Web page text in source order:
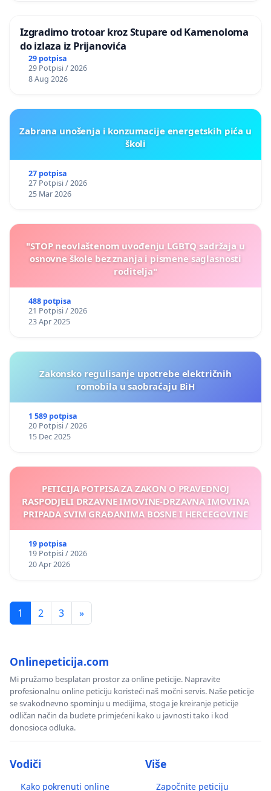
Izgradimo trotoar kroz Stupare od Kamenoloma
do izlaza iz Prijanovića
29 potpisa
29 Potpisi / 2026
8 Aug 2026
Zabrana unošenja i konzumacije energetskih pića u
školi
27 potpisa
27 Potpisi / 2026
25 Mar 2026
"STOP neovlaštenom uvođenju LGBTQ sadržaja u
osnovne škole bez znanja i pismene saglasnosti
roditelja"
488 potpisa
21 Potpisi / 2026
23 Apr 2025
Zakonsko regulisanje upotrebe električnih
romobila u saobraćaju BiH
1 589 potpisa
20 Potpisi / 2026
15 Dec 2025
PETICIJA POTPISA ZA ZAKON O PRAVEDNOJ
RASPODJELI DRZAVNE IMOVINE-DRZAVNA IMOVINA
PRIPADA SVIM GRAĐANIMA BOSNE I HERCEGOVINE
19 potpisa
19 Potpisi / 2026
20 Apr 2026
1 2 3 »
Onlinepeticija.com
Mi pružamo besplatan prostor za online peticije. Napravite
profesionalnu online peticiju koristeći naš močni servis. Naše peticije
se svakodnevno spominju u medijima, stoga je kreiranje peticije
odličan način da budete primjećeni kako u javnosti tako i kod
donosioca odluka.
Vodiči
Kako pokrenuti online
Više
Započnite peticiju